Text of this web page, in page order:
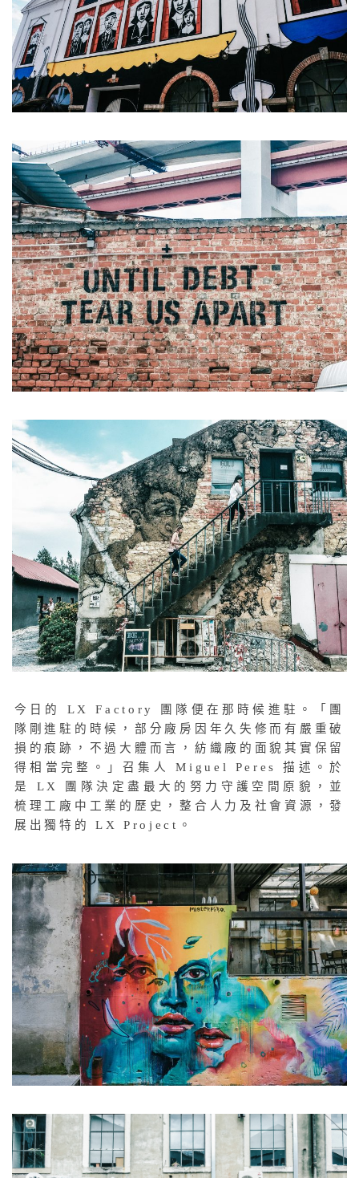
今日的 LX Factory 團隊便在那時候進駐。「團
隊剛進駐的時候，部分廠房因年久失修而有嚴重破
損的痕跡，不過大體而言，紡織廠的面貌其實保留
得相當完整。」召集人 Miguel Peres 描述。於
是 LX 團隊決定盡最大的努力守護空間原貌，並
梳理工廠中工業的歷史，整合人力及社會資源，發
展出獨特的 LX Project。